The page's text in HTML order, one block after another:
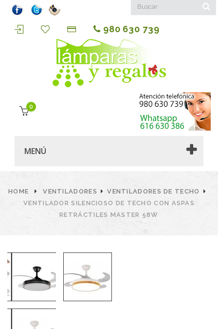
980 630 739
0
MENÚ
HOME VENTILADORES
VENTILADORES DE TECHO
VENTILADOR SILENCIOSO DE TECHO CON ASPAS
RETRÁCTILES MASTER 58W